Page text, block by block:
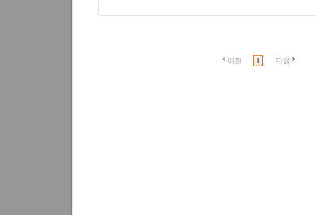
이전 1 다음